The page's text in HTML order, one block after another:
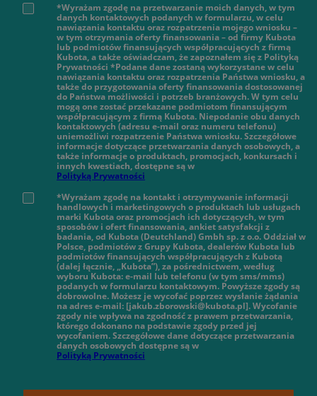
*Wyrażam zgodę na przetwarzanie moich danych, w tym
danych kontaktowych podanych w formularzu, w celu
nawiązania kontaktu oraz rozpatrzenia mojego wniosku –
w tym otrzymania oferty finansowania – od firmy Kubota
lub podmiotów finansujących współpracujących z firmą
Kubota, a także oświadczam, że zapoznałem się z Polityką
Prywatności *Podane dane zostaną wykorzystane w celu
nawiązania kontaktu oraz rozpatrzenia Państwa wniosku, a
także do przygotowania oferty finansowania dostosowanej
do Państwa możliwości i potrzeb branżowych. W tym celu
mogą one zostać przekazane podmiotom finansującym
współpracującym z firmą Kubota. Niepodanie obu danych
kontaktowych (adresu e-mail oraz numeru telefonu)
uniemożliwi rozpatrzenie Państwa wniosku. Szczegółowe
informacje dotyczące przetwarzania danych osobowych, a
także informacje o produktach, promocjach, konkursach i
innych kwestiach, dostępne są w
Polityką Prywatności
*Wyrażam zgodę na kontakt i otrzymywanie informacji
handlowych i marketingowych o produktach lub usługach
marki Kubota oraz promocjach ich dotyczących, w tym
sposobów i ofert finansowania, ankiet satysfakcji z
badania, od Kubota (Deutchland) Gmbh sp. z o.o. Oddział w
Polsce, podmiotów z Grupy Kubota, dealerów Kubota lub
podmiotów finansujących współpracujących z Kubotą
(dalej łącznie, „Kubota”), za pośrednictwem, według
wyboru Kubota: e-mail lub telefonu (w tym sms/mms)
podanych w formularzu kontaktowym. Powyższe zgody są
dobrowolne. Możesz je wycofać poprzez wysłanie żądania
na adres e-mail: [jakub.zborowski@kubota.pl]. Wycofanie
zgody nie wpływa na zgodność z prawem przetwarzania,
którego dokonano na podstawie zgody przed jej
wycofaniem. Szczegółowe dane dotyczące przetwarzania
danych osobowych dostępne są w
Polityką Prywatności